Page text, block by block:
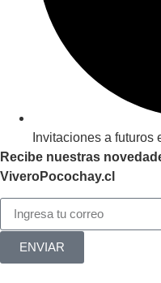
Invitaciones a futuros
Recibe nuestras
ViveroPocochay.cl
ENVIAR